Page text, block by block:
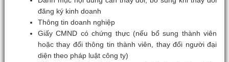
đăng ký kinh doanh
Thông tin doanh nghiệp
Giấy CMND có chứng thực (nếu bổ sung thành viên
hoặc thay đổi thông tin thành viên, thay đổi người đại
diện theo pháp luật công ty)